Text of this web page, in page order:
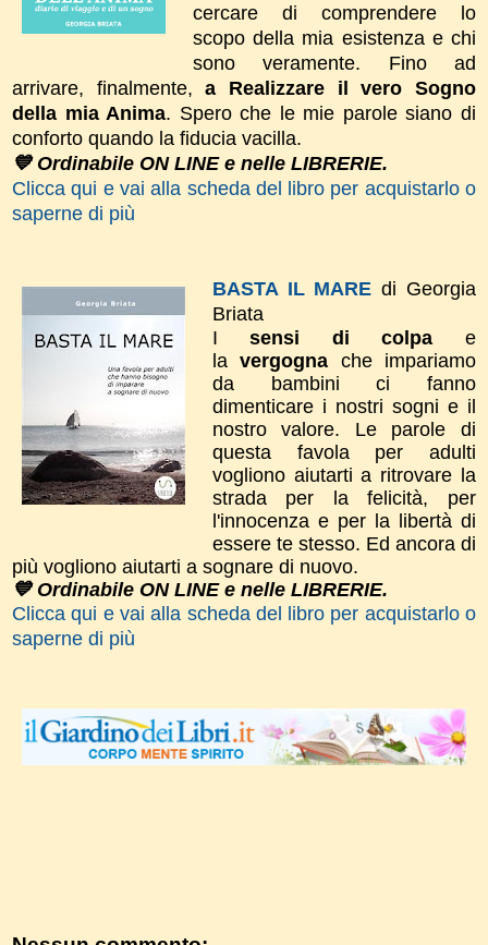
cercare di comprendere lo
scopo della mia esistenza e chi
sono veramente. Fino ad
arrivare, finalmente,a Realizzare il vero Sogno
della mia Anima. Spero che le mie parole siano di
conforto quando la fiducia vacilla.
💙 Ordinabile ON LINE e nelle LIBRERIE.
Clicca qui e vai alla scheda del libro per acquistarlo o
saperne di più
BASTA IL MARE di Georgia
Briata
Isensi di colpa e
lavergogna che impariamo
da bambini ci fanno
dimenticare i nostri sogni e il
nostro valore. Le parole di
questa favola per adulti
vogliono aiutarti a ritrovare la
strada per la felicità, per
l'innocenza e per la libertà di
essere te stesso. Ed ancora di
più vogliono aiutarti a sognare di nuovo.
💙 Ordinabile ON LINE e nelle LIBRERIE.
Clicca qui e vai alla scheda del libro per acquistarlo o
saperne di più